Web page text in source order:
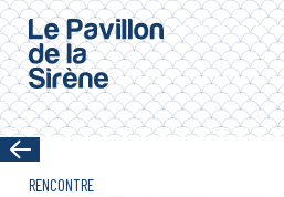
Aller au contenu principal
RENCONTRE